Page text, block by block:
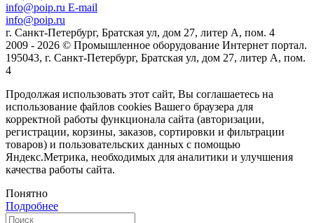
info@poip.ru E-mail
info@poip.ru
г. Санкт-Петербург, Братская ул, дом 27, литер А, пом. 4
2009 - 2026 © Промышленное оборудование Интернет портал.
195043, г. Санкт-Петербург, Братская ул, дом 27, литер А, пом.
4
Продолжая использовать этот сайт, Вы соглашаетесь на
использование файлов cookies Вашего браузера для
корректной работы функционала сайта (авторизации,
регистрации, корзины, заказов, сортировки и фильтрации
товаров) и пользовательских данных с помощью
Яндекс.Метрика, необходимых для аналитики и улучшения
качества работы сайта.
Понятно
Подробнее